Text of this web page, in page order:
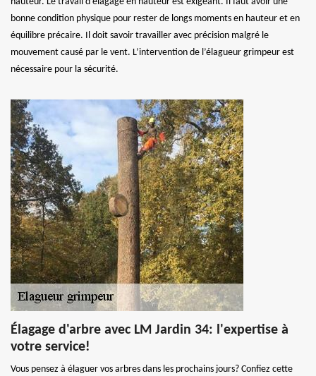
bonne condition physique pour rester de longs moments en hauteur et en
équilibre précaire. Il doit savoir travailler avec précision malgré le
mouvement causé par le vent. L’intervention de l’élagueur grimpeur est
nécessaire pour la sécurité.
Élagage d'arbre avec LM Jardin 34: l'expertise à
votre service!
Vous pensez à élaguer vos arbres dans les prochains jours? Confiez cette